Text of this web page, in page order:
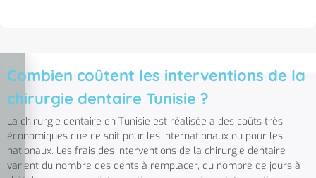
Combien coûtent les interventions de la
chirurgie dentaire Tunisie ?
La chirurgie dentaire en Tunisie est réalisée à des coûts très
économiques que ce soit pour les internationaux ou pour les
nationaux. Les frais des interventions de la chirurgie dentaire
varient du nombre des dents à remplacer, du nombre de jours à